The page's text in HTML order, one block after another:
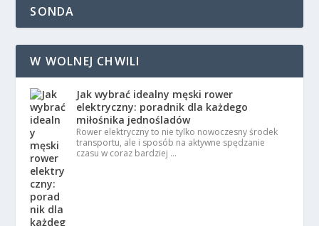
SONDA
W WOLNEJ CHWILI
Jak wybrać idealny męski rower
elektryczny: poradnik dla każdego
miłośnika jednośladów
Rower elektryczny to nie tylko nowoczesny środek
transportu, ale i sposób na aktywne spędzanie
czasu w coraz bardziej …